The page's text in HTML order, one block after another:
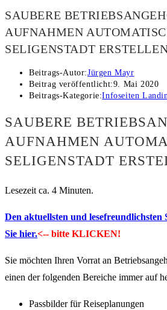
SAUBERE
AUFNAHMEN
SELIGENSTADT
Beitrags-Autor:Jürgen Mayr
Beitrag veröffentlicht:9. Mai 2020
Beitrags-Kategorie:Infoseiten
SAUBERE
AUFNAHMEN
SELIGENSTADT
Lesezeit ca. 4 Minuten.
Den aktuellsten und lesefreundlichsten
Sie hier.<-- bitte KLICKEN!
Sie möchten Ihren Vorrat an
einen der folgenden Bereiche immer auf
Passbilder für Reiseplanungen